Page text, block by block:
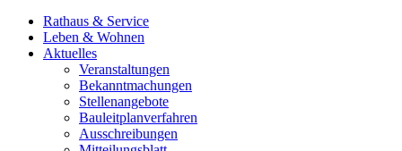
Rathaus & Service
Leben & Wohnen
Aktuelles
Veranstaltungen
Bekanntmachungen
Stellenangebote
Bauleitplanverfahren
Ausschreibungen